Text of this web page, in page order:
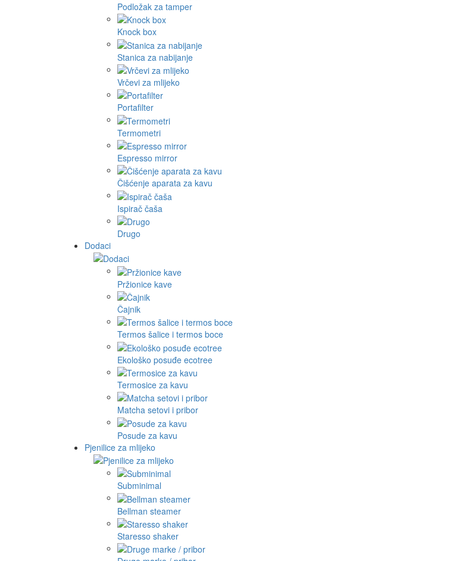
Podložak za tamper
Knock box
Stanica za nabijanje
Vrčevi za mlijeko
Portafilter
Termometri
Espresso mirror
Čišćenje aparata za kavu
Ispirač čaša
Drugo
Dodaci
Pržionice kave
Čajnik
Termos šalice i termos boce
Ekološko posuđe ecotree
Termosice za kavu
Matcha setovi i pribor
Posude za kavu
Pjenilice za mlijeko
Subminimal
Bellman steamer
Staresso shaker